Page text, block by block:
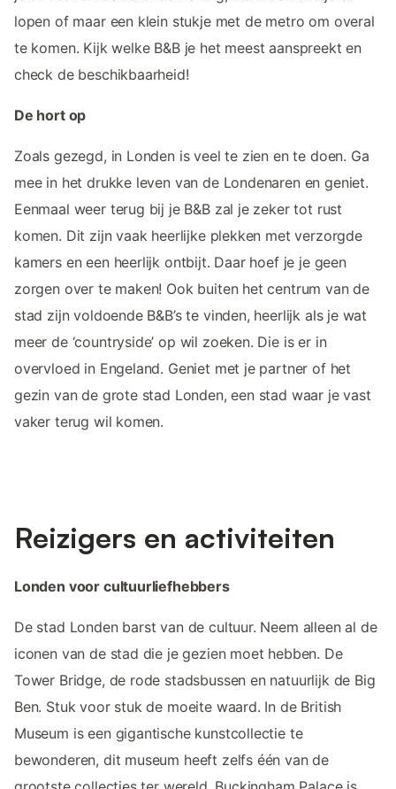
lopen of maar een klein stukje met de metro om overal
te komen. Kijk welke B&B je het meest aanspreekt en
check de beschikbaarheid!
De hort op
Zoals gezegd, in Londen is veel te zien en te doen. Ga
mee in het drukke leven van de Londenaren en geniet.
Eenmaal weer terug bij je B&B zal je zeker tot rust
komen. Dit zijn vaak heerlijke plekken met verzorgde
kamers en een heerlijk ontbijt. Daar hoef je je geen
zorgen over te maken! Ook buiten het centrum van de
stad zijn voldoende B&B’s te vinden, heerlijk als je wat
meer de ‘countryside’ op wil zoeken. Die is er in
overvloed in Engeland. Geniet met je partner of het
gezin van de grote stad Londen, een stad waar je vast
vaker terug wil komen.
Reizigers en activiteiten
Londen voor cultuurliefhebbers
De stad Londen barst van de cultuur. Neem alleen al de
iconen van de stad die je gezien moet hebben. De
Tower Bridge, de rode stadsbussen en natuurlijk de Big
Ben. Stuk voor stuk de moeite waard. In de British
Museum is een gigantische kunstcollectie te
bewonderen, dit museum heeft zelfs één van de